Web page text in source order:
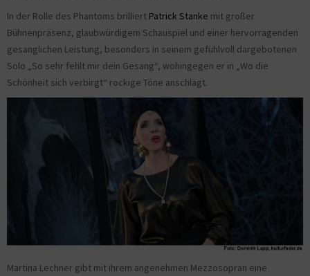
In der Rolle des Phantoms brilliert Patrick Stanke mit großer
Bühnenpräsenz, glaubwürdigem Schauspiel und einer hervorragenden
gesanglichen Leistung, besonders in seinem gefühlvoll dargebotenen
Solo „So sehr fehlt mir dein Gesang“, wohingegen er in „Wo die
Schönheit sich verbirgt“ rockige Töne anschlägt.
Martina Lechner gibt mit ihrem angenehmen Mezzosopran eine